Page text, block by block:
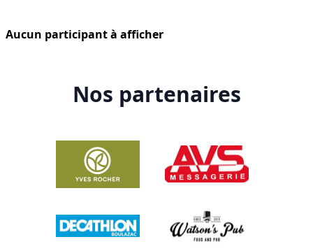
Aucun participant à afficher
Nos partenaires